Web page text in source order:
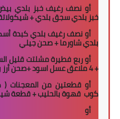
أو نصف رغيف خبز بلدي
خبز بلدي سجق بلدي +
أو نصف رغيف بلدي كبدة
بلدي شاورما + صحن جيلي
أو ربع فطيرة مشلتت قليل
+ 4 ملاعق عسل اسود +صحن أرز باللبن
أو قطعتين من المعجنات (
كوب قهوة بالحليب + قطعة
أو